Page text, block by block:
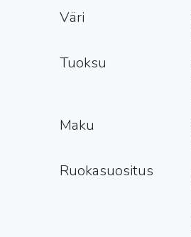
Väri
Tuoksu
Maku
Ruokasuositus